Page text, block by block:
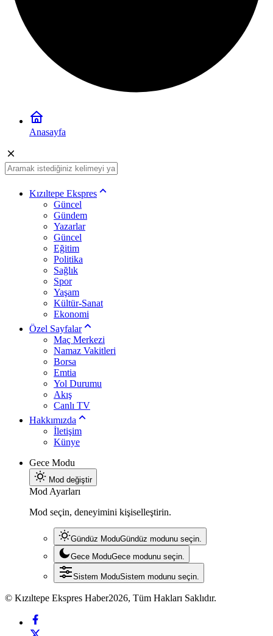
Anasayfa
Kızıltepe Ekspres
Güncel
Gündem
Yazarlar
Güncel
Eğitim
Politika
Sağlık
Spor
Yaşam
Kültür-Sanat
Ekonomi
Özel Sayfalar
Maç Merkezi
Namaz Vakitleri
Borsa
Emtia
Yol Durumu
Akış
Canlı TV
Hakkımızda
İletişim
Künye
Gece Modu
Mod değiştir
Mod Ayarları
Mod seçin, deneyimini kişiselleştirin.
Gündüz ModuGündüz modunu seçin.
Gece ModuGece modunu seçin.
Sistem ModuSistem modunu seçin.
© Kızıltepe Ekspres Haber2026, Tüm Hakları Saklıdır.